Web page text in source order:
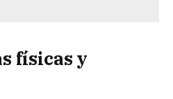
físicas y